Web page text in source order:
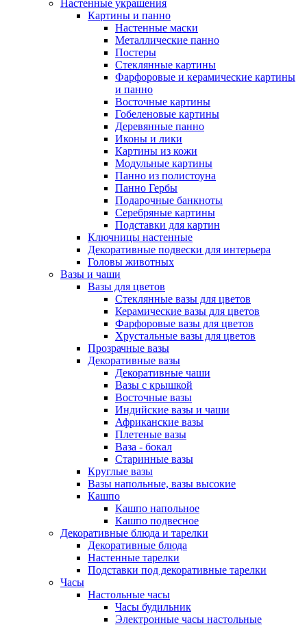
Настенные украшения
Картины и панно
Настенные маски
Металлические панно
Постеры
Стеклянные картины
Фарфоровые и керамические картины
и панно
Восточные картины
Гобеленовые картины
Деревянные панно
Иконы и лики
Картины из кожи
Модульные картины
Панно из полистоуна
Панно Гербы
Подарочные банкноты
Серебряные картины
Подставки для картин
Ключницы настенные
Декоративные подвески для интерьера
Головы животных
Вазы и чаши
Вазы для цветов
Стеклянные вазы для цветов
Керамические вазы для цветов
Фарфоровые вазы для цветов
Хрустальные вазы для цветов
Прозрачные вазы
Декоративные вазы
Декоративные чаши
Вазы с крышкой
Восточные вазы
Индийские вазы и чаши
Африканские вазы
Плетеные вазы
Ваза - бокал
Старинные вазы
Круглые вазы
Вазы напольные, вазы высокие
Кашпо
Кашпо напольное
Кашпо подвесное
Декоративные блюда и тарелки
Декоративные блюда
Настенные тарелки
Подставки под декоративные тарелки
Часы
Настольные часы
Часы будильник
Электронные часы настольные